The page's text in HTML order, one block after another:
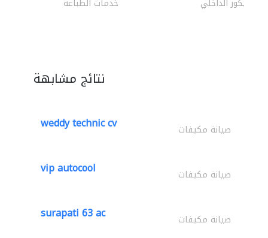
خدمات الطباعة الديكور الداخلي
نتائج مشابهة
weddy technic cv صيانة مكيفات
vip autocool صيانة مكيفات
surapati 63 ac صيانة مكيفات